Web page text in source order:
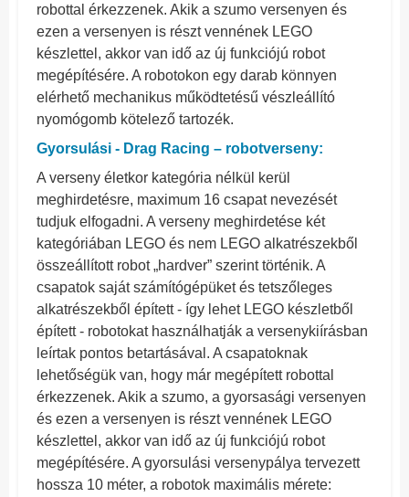
robottal érkezzenek. Akik a szumo versenyen és
ezen a versenyen is részt vennének LEGO
készlettel, akkor van idő az új funkciójú robot
megépítésére. A robotokon egy darab könnyen
elérhető mechanikus működtetésű vészleállító
nyomógomb kötelező tartozék.
Gyorsulási - Drag Racing – robotverseny:
A verseny életkor kategória nélkül kerül
meghirdetésre, maximum 16 csapat nevezését
tudjuk elfogadni. A verseny meghirdetése két
kategóriában LEGO és nem LEGO alkatrészekből
összeállított robot „hardver” szerint történik. A
csapatok saját számítógépüket és tetszőleges
alkatrészekből épített - így lehet LEGO készletből
épített - robotokat használhatják a versenykiírásban
leírtak pontos betartásával. A csapatoknak
lehetőségük van, hogy már megépített robottal
érkezzenek. Akik a szumo, a gyorsasági versenyen
és ezen a versenyen is részt vennének LEGO
készlettel, akkor van idő az új funkciójú robot
megépítésére. A gyorsulási versenypálya tervezett
hossza 10 méter, a robotok maximális mérete: